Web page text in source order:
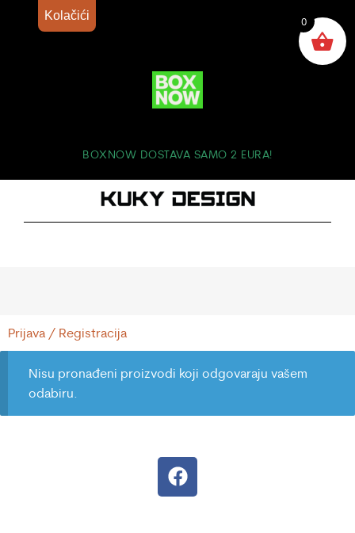
BOXNOW DOSTAVA SAMO 2 EURA!
Prijava / Registracija
Nisu pronađeni proizvodi koji odgovaraju vašem
odabiru.
0
Kolačići